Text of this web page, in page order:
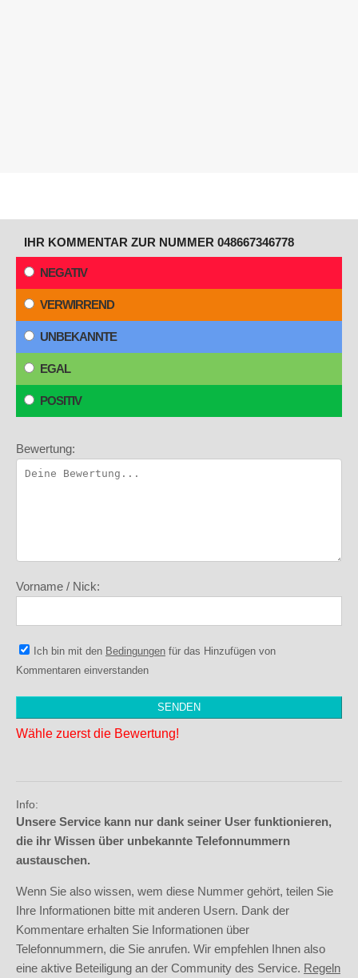
IHR KOMMENTAR ZUR NUMMER 048667346778
NEGATIV
VERWIRREND
UNBEKANNTE
EGAL
POSITIV
Bewertung:
Vorname / Nick:
Ich bin mit den Bedingungen für das Hinzufügen von
Kommentaren einverstanden
Wähle zuerst die Bewertung!
Info:
Unsere Service kann nur dank seiner User funktionieren,
die ihr Wissen über unbekannte Telefonnummern
austauschen.
Wenn Sie also wissen, wem diese Nummer gehört, teilen Sie
Ihre Informationen bitte mit anderen Usern. Dank der
Kommentare erhalten Sie Informationen über
Telefonnummern, die Sie anrufen. Wir empfehlen Ihnen also
eine aktive Beteiligung an der Community des Service. Regeln